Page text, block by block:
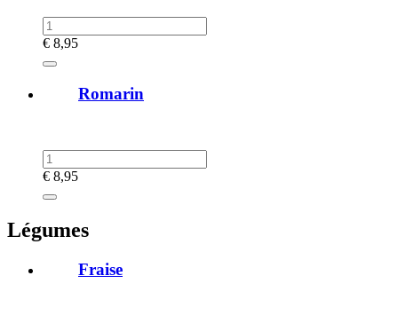
€ 8,95
Romarin
€ 8,95
Légumes
Fraise